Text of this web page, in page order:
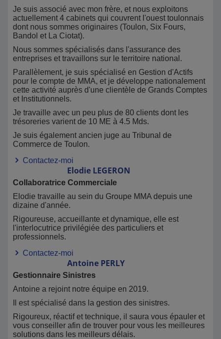
Je suis associé avec mon frère, et nous exploitons
actuellement 4 cabinets qui couvrent l'ouest toulonnais
dont nous sommes originaires (Toulon, Six Fours,
Bandol et La Ciotat).
Nous sommes spécialisés dans l'assurance des
entreprises et travaillons sur le territoire national.
Parallèlement, je suis spécialisé en Gestion d'Actifs
pour le compte de MMA, et je développe nationalement
cette activité auprès d'une clientèle de Grands Comptes
et Institutionnels.
Je travaille avec un peu plus de 80 clients dont les
trésoreries varient de 10 ME à 4.5 Mds.
Je suis également ancien juge au Tribunal de
Commerce de Toulon.
Contactez-moi
Elodie LEGERON
Collaboratrice Commerciale
Elodie travaille au sein du Groupe MMA depuis une
dizaine d'année.
Rigoureuse, accueillante et dynamique, elle est
l'interlocutrice privilégiée des particuliers et
professionnels.
Contactez-moi
Antoine PERLY
Gestionnaire Sinistres
Antoine a rejoint notre équipe en 2019.
Il est spécialisé dans la gestion des sinistres.
Rigoureux, réactif et technique, il saura vous épauler et
vous conseiller afin de trouver pour vous les meilleures
solutions dans les meilleurs délais.